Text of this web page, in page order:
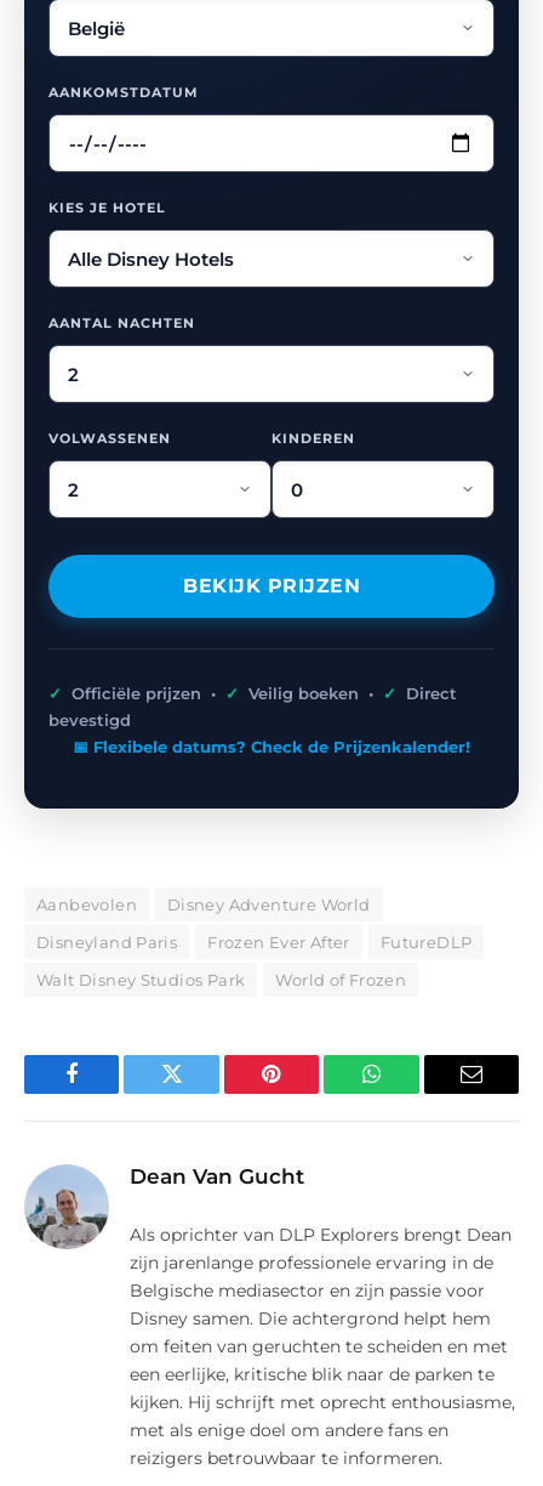
AANKOMSTDATUM
KIES JE HOTEL
AANTAL NACHTEN
VOLWASSENEN KINDEREN
BEKIJK PRIJZEN
✓ Officiële prijzen • ✓ Veilig boeken • ✓
Direct
bevestigd
📅 Flexibele datums? Check de Prijzenkalender!
Aanbevolen
Disney Adventure World
Disneyland Paris
Frozen Ever After
FutureDLP
Walt Disney Studios Park
World of Frozen
Facebook Twitter Pinterest WhatsApp E-
Dean Van Gucht
Als oprichter van DLP Explorers brengt Dean
zijn jarenlange professionele ervaring in de
Belgische mediasector en zijn passie voor
Disney samen. Die achtergrond helpt hem
om feiten van geruchten te scheiden en met
een eerlijke, kritische blik naar de parken te
kijken. Hij schrijft met oprecht enthousiasme,
met als enige doel om andere fans en
reizigers betrouwbaar te informeren.